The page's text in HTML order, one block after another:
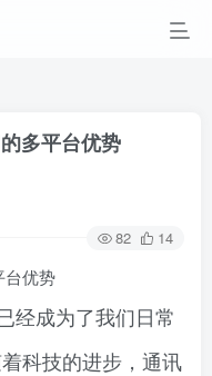
多平台优势
82 14
台优势
经成为了我们日常
科技的进步，通讯